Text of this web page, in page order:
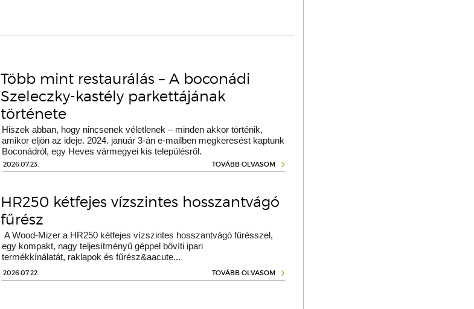
Több mint restaurálás – A boconádi
Szeleczky-kastély parkettájának
története
Hiszek abban, hogy nincsenek véletlenek – minden akkor történik,
amikor eljön az ideje. 2024. január 3-án e-mailben megkeresést kaptunk
Boconádról, egy Heves vármegyei kis településről.
2026.07.23. TOVÁBB OLVASOM
HR250 kétfejes vízszintes hosszantvágó
fűrész
A Wood-Mizer a HR250 kétfejes vízszintes hosszantvágó fűrésszel,
egy kompakt, nagy teljesítményű géppel bővíti ipari
termékkínálatát, raklapok és fűrész&aacute...
2026.07.22. TOVÁBB OLVASOM